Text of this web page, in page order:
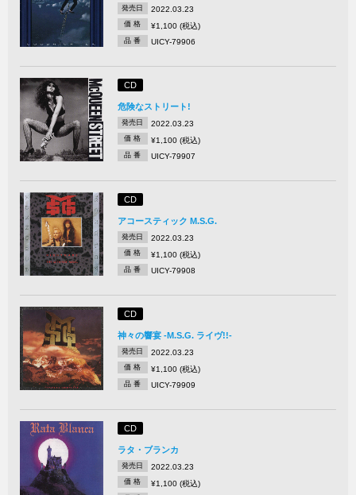
発売日 2022.03.23
価 格 ¥1,100 (税込)
品 番 UICY-79906
CD
危険なストリート!
発売日 2022.03.23
価 格 ¥1,100 (税込)
品 番 UICY-79907
CD
アコースティック M.S.G.
発売日 2022.03.23
価 格 ¥1,100 (税込)
品 番 UICY-79908
CD
神々の響宴 -M.S.G. ライヴ!!-
発売日 2022.03.23
価 格 ¥1,100 (税込)
品 番 UICY-79909
CD
ラタ・ブランカ
発売日 2022.03.23
価 格 ¥1,100 (税込)